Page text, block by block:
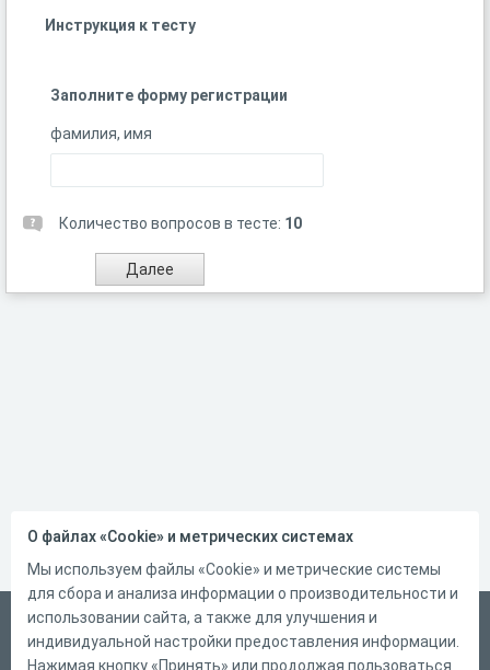
Инструкция к тесту
Заполните форму регистрации
фамилия, имя
Количество вопросов в тесте: 10
Русский
Справка
О файлах «Cookie» и метрических системах
Мы используем файлы «Cookie» и метрические системы
для сбора и анализа информации о производительности и
использовании сайта, а также для улучшения и
индивидуальной настройки предоставления информации.
Нажимая кнопку «Принять» или продолжая пользоваться